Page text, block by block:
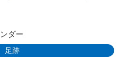
ダー
足跡